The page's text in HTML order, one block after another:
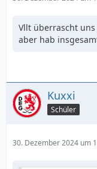
Vllt überrascht
aber hab
Kuxxi
Schüler
30. Dezember 2024 um